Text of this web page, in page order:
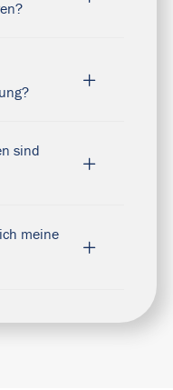
sind
meine